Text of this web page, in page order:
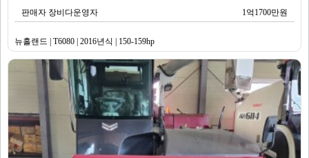
판매자 장비다운영자 1억1700만원
뉴홀랜드 | T6080 | 2016년식 | 150-159hp